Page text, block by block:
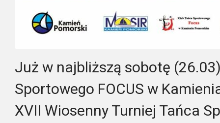
Już w najbliższą sobotę
Sportowego FOCUS w
XVII Wiosenny Turniej Tańca